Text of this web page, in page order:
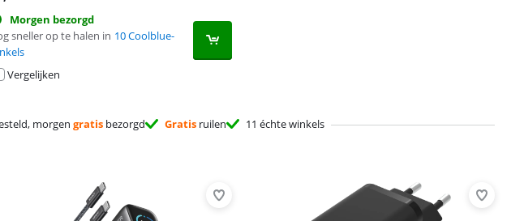
Morgen bezorgd
sneller op te halen in 10 Coolblue-
Vergelijken
morgen gratis bezorgd Gratis ruilen 11 échte winkels